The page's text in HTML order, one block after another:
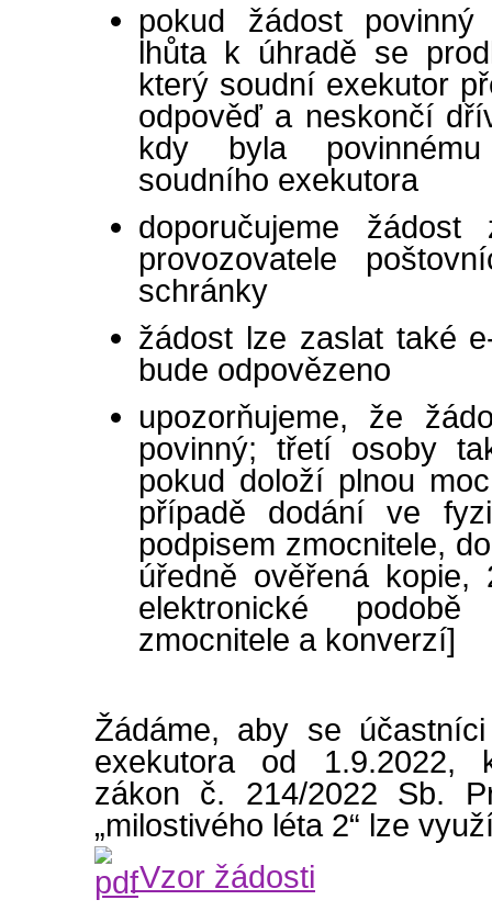
pokud žádost
lhůta k úhradě se
který soudní exekutor
odpověď a neskončí
kdy byla
soudního exekutora
doporučujeme žádost
provozovatele
schránky
žádost lze zaslat také
bude odpovězeno
upozorňujeme, že
povinný; třetí osoby
pokud doloží plnou
případě dodání ve
podpisem zmocnitele,
úředně ověřená
elektronické
zmocnitele a konverzí]
Žádáme, aby se
exekutora od 1.9.2022,
zákon č. 214/2022 Sb.
„milostivého léta 2“ lze
Vzor žádosti